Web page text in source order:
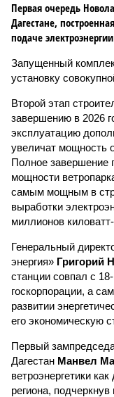
Первая очередь
Дагестане,
подаче
Запущенный
установку
Второй этап
завершению в 2026
эксплуатацию
увеличат мощность
Полное завершение
мощности
самым мощным в
выработки
миллионов
Генеральный
энергия» Григорий
станции совпал с
госкорпорации, а
развитии
его экономическую
Первый
Дагестан Манвел
ветроэнергетики
региона,